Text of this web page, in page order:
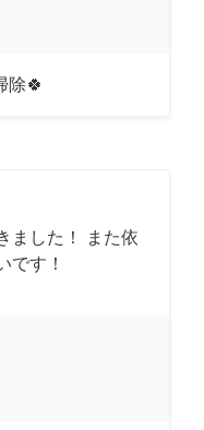
除🍀
ました！ また依
です！